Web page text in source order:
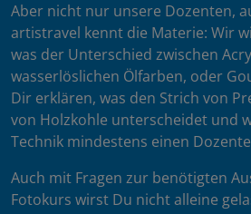
Aber nicht nur unsere Dozenten,
artistravel kennt die Materie: Wir
was der Unterschied zwischen
wasserlöslichen Ölfarben, oder
Dir erklären, was den Strich von
von Holzkohle unterscheidet und
Technik mindestens einen
Auch mit Fragen zur benötigten
Fotokurs wirst Du nicht alleine